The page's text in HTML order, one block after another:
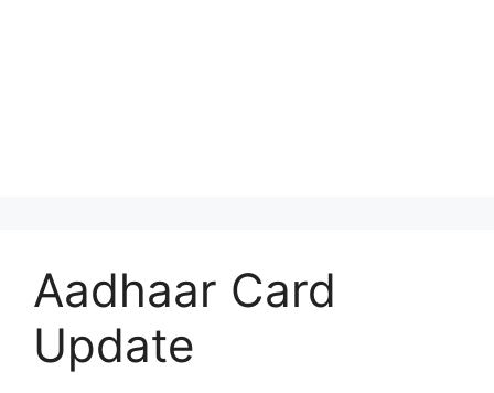
Aadhaar Card
Update